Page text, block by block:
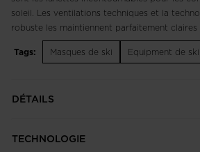
soleil. Les ventilations techniques et la
robuste les maintiennent parfaitement claires
d'efforts intenses.
contre les UV en plein soleil.
Notre technologie Fog Control comprend un
Tags:
Masques de ski Equipment de
DÉTAILS
TECHNOLOGIE